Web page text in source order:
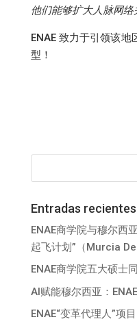
他们能够扩大人脉网络
ENAE 致力于引领该
型！
Entradas recientes
ENAE商学院与穆尔西
起飞计划”（Murcia
ENAE商学院五大硕士
AI赋能穆尔西亚：
ENAE“变革代理人”项